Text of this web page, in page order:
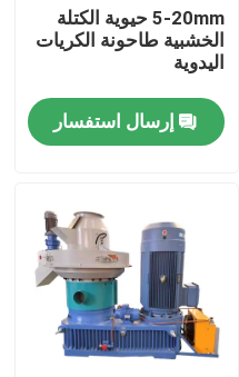
5-20mm حيوية الكتلة
الخشبية طاحونة الكريات
اليدوية
إرسال استفسار